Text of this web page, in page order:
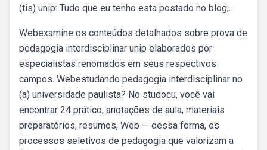
(tis) unip: Tudo que eu tenho esta postado no blog,.
Webexamine os conteúdos detalhados sobre prova de
pedagogia interdisciplinar unip elaborados por
especialistas renomados em seus respectivos
campos. Webestudando pedagogia interdisciplinar no
(a) universidade paulista? No studocu, você vai
encontrar 24 prático, anotações de aula, materiais
preparatórios, resumos, Web — dessa forma, os
processos seletivos de pedagogia que valorizam a